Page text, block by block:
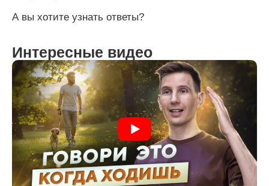
А вы хотите узнать ответы?
Интересные видео